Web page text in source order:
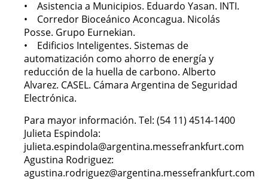
• Asistencia a Municipios. Eduardo Yasan. INTI.
• Corredor Bioceánico Aconcagua. Nicolás
Posse. Grupo Eurnekian.
• Edificios Inteligentes. Sistemas de
automatización como ahorro de energía y
reducción de la huella de carbono. Alberto
Alvarez. CASEL. Cámara Argentina de Seguridad
Electrónica.
Para mayor información. Tel: (54 11) 4514-1400
Julieta Espindola:
julieta.espindola@argentina.messefrankfurt.com
Agustina Rodriguez:
agustina.rodriguez@argentina.messefrankfurt.com